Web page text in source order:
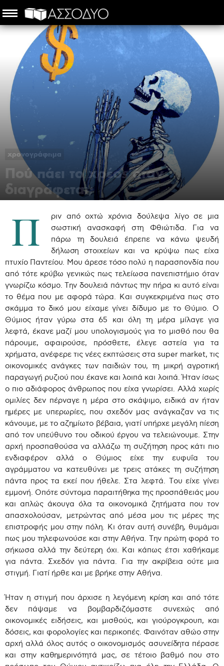
χρονογράφημα
Πού πάει το χρέος όταν
διαγράφεται;
Π
ριν από οχτώ χρόνια δούλεψα λίγο σε μια
σωστική ανασκαφή στη Φθιώτιδα. Για να
πάρω τη δουλειά έπρεπε να κάνω ψευδή
δήλωση στοιχείων και να κρύψω πως είχα
πτυχίο Παντείου. Μου άρεσε τόσο πολύ η παρασπονδία που
από τότε κρύβω γενικώς πως τελείωσα πανεπιστήμιο όταν
γνωρίζω κόσμο. Την δουλειά πάντως την πήρα κι αυτό είναι
το θέμα που με αφορά τώρα. Και συγκεκριμένα πως στο
σκάμμα το δικό μου είχαμε γίνει δίδυμο με το Θύμιο. Ο
Θύμιος ήταν γύρω στα 65 και όλη τη μέρα μίλαγε για
λεφτά, έκανε μαζί μου υπολογισμούς για το μισθό που θα
πάρουμε, αφαιρούσε, πρόσθετε, έλεγε αστεία για τα
χρήματα, ανέφερε τις νέες εκπτώσεις στα super market, τις
οικονομικές ανάγκες των παιδιών του, τη μικρή αγροτική
παραγωγή ρυζιού που έκανε και λοιπά και λοιπά. Ήταν ίσως
ο πιο αδιάφορος άνθρωπος που είχα γνωρίσει. Αλλά χωρίς
ομιλίες δεν πέρναγε η μέρα στο σκάψιμο, ειδικά αν ήταν
ημέρες με υπερωρίες, που σχεδόν μας ανάγκαζαν να τις
κάνουμε, με το αζημίωτο βέβαια, γιατί υπήρχε μεγάλη πίεση
από τον υπεύθυνο του οδικού έργου να τελειώνουμε. Στην
αρχή προσπαθούσα να αλλάζω τη συζήτηση προς κάτι πιο
ενδιαφέρον αλλά ο Θύμιος είχε την ευφυΐα του
αγράμματου να κατευθύνει με τρεις ατάκες τη συζήτηση
πάντα προς τα εκεί που ήθελε. Στα λεφτά. Του είχε γίνει
εμμονή. Οπότε σύντομα παραιτήθηκα της προσπάθειάς μου
και απλώς άκουγα όλα τα οικονομικά ζητήματα που τον
απασχολούσαν, μετρώντας από μέσα μου τις μέρες της
επιστροφής μου στην πόλη. Κι όταν αυτή συνέβη, θυμάμαι
πως μου τηλεφωνούσε και στην Αθήνα. Την πρώτη φορά το
σήκωσα αλλά την δεύτερη όχι. Και κάπως έτσι χαθήκαμε
για πάντα. Σχεδόν για πάντα. Για την ακρίβεια ούτε μια
στιγμή. Γιατί ήρθε και με βρήκε στην Αθήνα.
Ήταν η στιγμή που άρχισε η λεγόμενη κρίση και από τότε
δεν πάψαμε να βομβαρδιζόμαστε συνεχώς από
οικονομικές ειδήσεις, και μισθούς, και γιούρογκρουπ, και
δόσεις, και φορολογίες και περικοπές. Φαινόταν αθώο στην
αρχή αλλά όλος αυτός ο οικονομισμός ασυνείδητα πέρασε
και στην καθημερινότητά μας, σε τέτοιο βαθμό που στο